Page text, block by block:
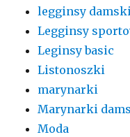
legginsy
Legginsy
Leginsy basic
Listonoszki
marynarki
Marynarki
Moda